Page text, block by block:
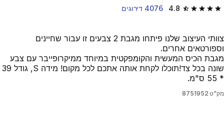
4.8 4.8 out of 5 stars from 4076 reviews 4076 דירוגים
צוותי העיצוב שלנו פיתחו מגבת 2 צבעים זו עבור שחיינים
וספורטאים אחרים.
מגבת הכיס המעשית והקומפקטית במיוחד ממיקרופייבר עם צבע
שונה בכל צד!תוכלו לקחת אותה אתכם לכל מקום! מידה S, גודל 39
* 55 ס"מ.
מק"ט 8751952